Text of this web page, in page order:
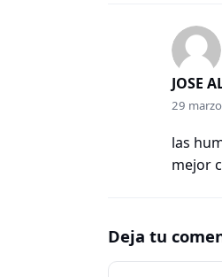
JOSE
29
las
mejor
Deja tu
Comentario